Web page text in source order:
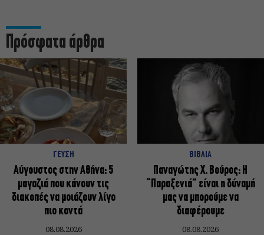
Πρόσφατα άρθρα
ΓΕΥΣΗ
Αύγουστος στην Αθήνα: 5
μαγαζιά που κάνουν τις
διακοπές να μοιάζουν λίγο
πιο κοντά
08.08.2026
ΒΙΒΛΙΑ
Παναγώτης Χ. Βούρος: Η
“Παραξενιά” είναι η δύναμή
μας να μπορούμε να
διαφέρουμε
08.08.2026